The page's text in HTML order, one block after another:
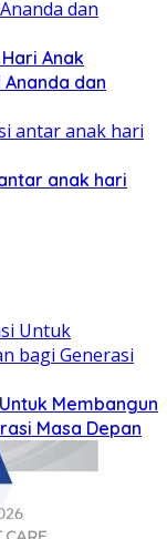
Anak
Ananda dan
anak hari
Membangun
Masa Depan